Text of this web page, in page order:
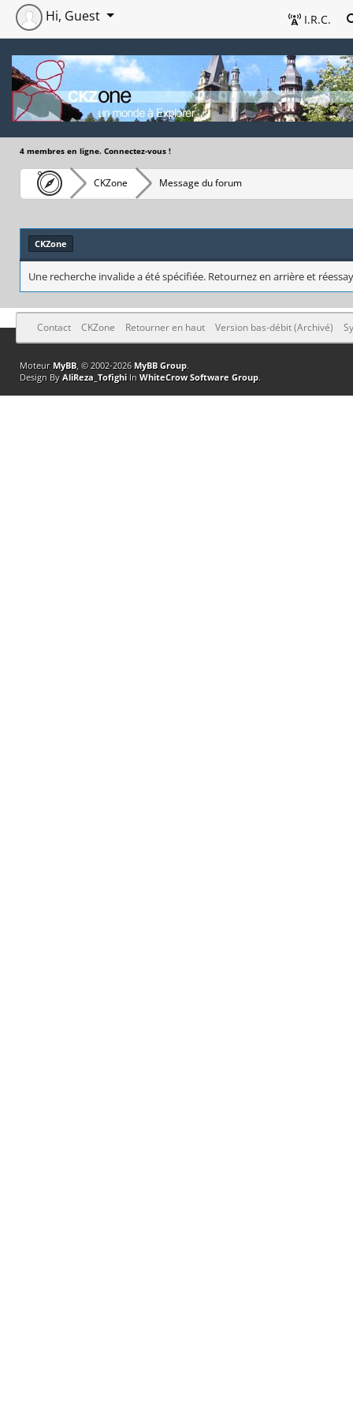
I.R.C.
Hi, Guest
4 membres en ligne. Connectez-vous !
CKZone Message du forum
CKZone
Une recherche invalide a été spécifiée. Retournez en arrière et
Contact CKZone Retourner en haut Version bas-débit (Archivé)
Moteur MyBB, © 2002-2026 MyBB Group.
Design By AliReza_TofighiIn WhiteCrow Software Group.